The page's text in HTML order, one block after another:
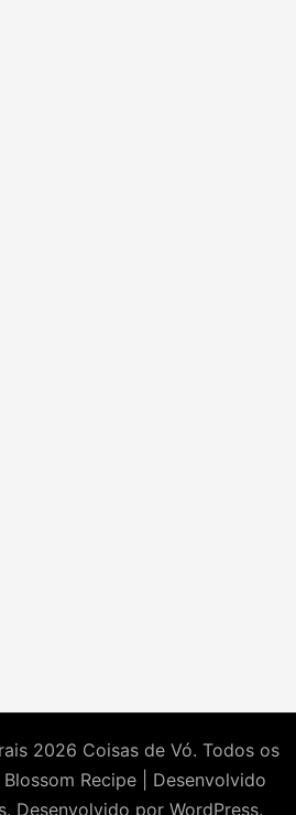
2026 Coisas de Vó. Todos os
Blossom Recipe | Desenvolvido
. Desenvolvido por WordPress.